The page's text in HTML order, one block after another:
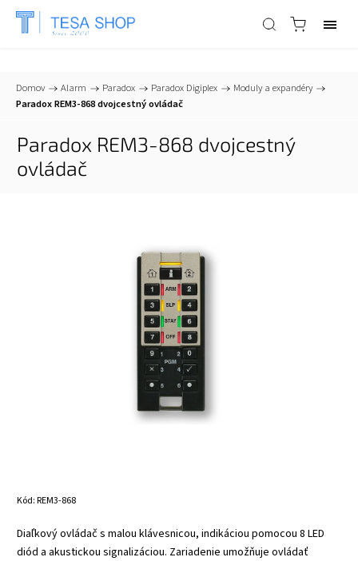
📞+421 903 553 805 info@tesa-systems.sk
Domov / Alarm / Paradox / Paradox Digiplex / Moduly a expandéry /
Paradox REM3-868 dvojcestný ovládač
Paradox REM3-868 dvojcestný
ovládač
Kód:REM3-868
Diaľkový ovládač s malou klávesnicou, indikáciou pomocou 8 LED
diód a akustickou signalizáciou. Zariadenie umožňuje ovládať